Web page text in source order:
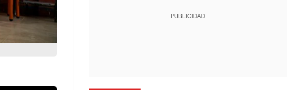
PUBLICIDAD